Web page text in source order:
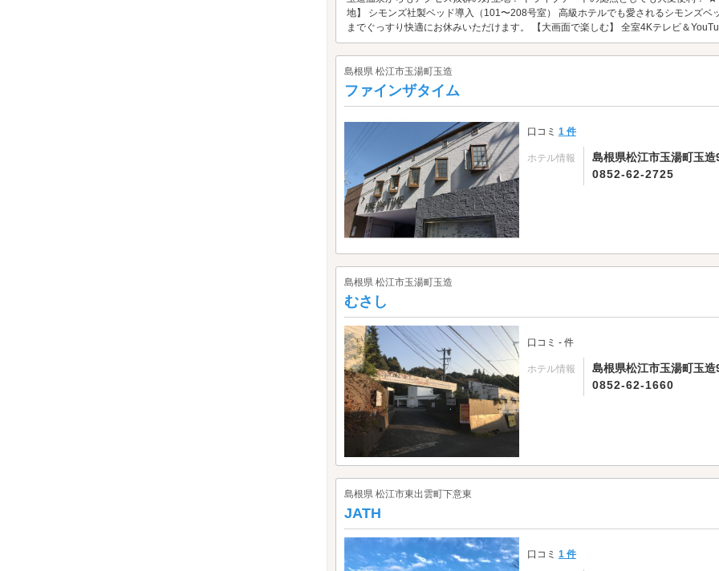
地】 シモンズ社製ベッド導入（101〜208号室） 高級ホテルでも愛されるシモンズベ
までぐっすり快適にお休みいただけます。 【大画面で楽しむ】 全室4Kテレビ＆
島根県 松江市玉湯町玉造
ファインザタイム
口コミ 1 件
ホテル情報
島根県松江市玉湯町玉造
0852-62-2725
島根県 松江市玉湯町玉造
むさし
口コミ - 件
ホテル情報
島根県松江市玉湯町玉造
0852-62-1660
島根県 松江市東出雲町下意東
JATH
口コミ 1 件